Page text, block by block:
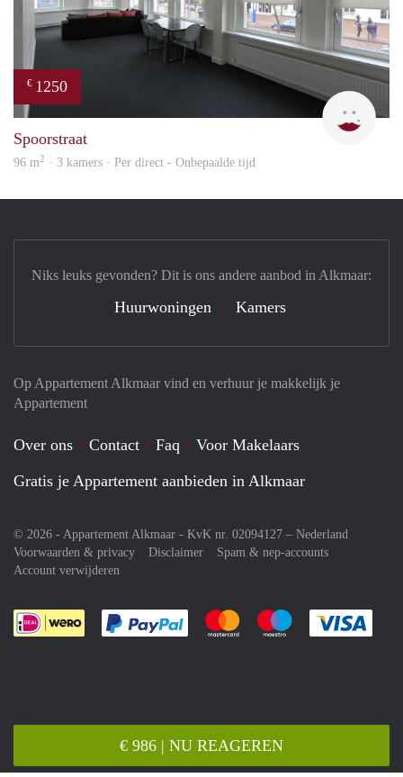
€ 986 | NU REAGEREN
€ 1250
Spoorstraat
96 m2 · 3 kamers · Per direct - Onbepaalde tijd
Op Appartement Alkmaar vind en verhuur je makkelijk je
Appartement
Over ons Contact Faq
Voor Makelaars
Gratis je Appartement aanbieden in Alkmaar
© 2026 - Appartement Alkmaar - KvK nr. 02094127 – Nederland
Voorwaarden & privacy
Disclaimer
Spam & nep-accounts
Account verwijderen
Je rekent gemakkelijk af met Paypal
Je rekent gemakkelijk af met
Je rekent
Niks leuks gevonden? Dit is ons andere aanbod in Alkmaar:
Huurwoningen Kamers